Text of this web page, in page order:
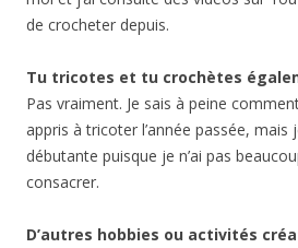
de crocheter depuis.
Tu tricotes et tu crochètes
Pas vraiment. Je sais à peine
appris à tricoter l’année passée, mais
débutante puisque je n’ai pas
consacrer.
D’autres hobbies ou activités